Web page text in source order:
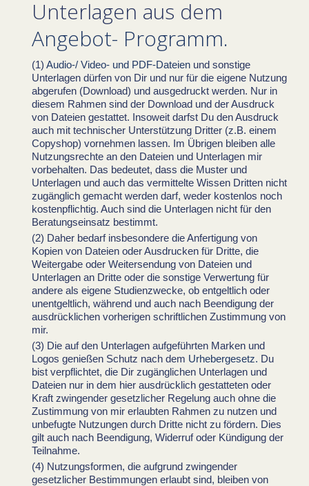
Unterlagen aus dem
Angebot- Programm.
Audio-/ Video- und PDF-Dateien und sonstige
Unterlagen dürfen von Dir und nur für die eigene Nutzung
abgerufen (Download) und ausgedruckt werden. Nur in
diesem Rahmen sind der Download und der Ausdruck
von Dateien gestattet. Insoweit darfst Du den Ausdruck
auch mit technischer Unterstützung Dritter (z.B. einem
Copyshop) vornehmen lassen. Im Übrigen bleiben alle
Nutzungsrechte an den Dateien und Unterlagen mir
vorbehalten. Das bedeutet, dass die Muster und
Unterlagen und auch das vermittelte Wissen Dritten nicht
zugänglich gemacht werden darf, weder kostenlos noch
kostenpflichtig. Auch sind die Unterlagen nicht für den
Beratungseinsatz bestimmt.
Daher bedarf insbesondere die Anfertigung von
Kopien von Dateien oder Ausdrucken für Dritte, die
Weitergabe oder Weitersendung von Dateien und
Unterlagen an Dritte oder die sonstige Verwertung für
andere als eigene Studienzwecke, ob entgeltlich oder
unentgeltlich, während und auch nach Beendigung der
ausdrücklichen vorherigen schriftlichen Zustimmung von
mir.
Die auf den Unterlagen aufgeführten Marken und
Logos genießen Schutz nach dem Urhebergesetz. Du
bist verpflichtet, die Dir zugänglichen Unterlagen und
Dateien nur in dem hier ausdrücklich gestatteten oder
Kraft zwingender gesetzlicher Regelung auch ohne die
Zustimmung von mir erlaubten Rahmen zu nutzen und
unbefugte Nutzungen durch Dritte nicht zu fördern. Dies
gilt auch nach Beendigung, Widerruf oder Kündigung der
Teilnahme.
Nutzungsformen, die aufgrund zwingender
gesetzlicher Bestimmungen erlaubt sind, bleiben von